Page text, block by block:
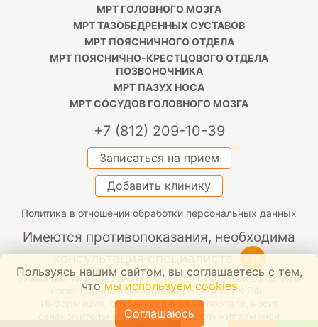
МРТ ГОЛОВНОГО МОЗГА
МРТ ТАЗОБЕДРЕННЫХ СУСТАВОВ
МРТ ПОЯСНИЧНОГО ОТДЕЛА
МРТ ПОЯСНИЧНО-КРЕСТЦОВОГО ОТДЕЛА
ПОЗВОНОЧНИКА
МРТ ПАЗУХ НОСА
МРТ СОСУДОВ ГОЛОВНОГО МОЗГА
+7 (812) 209-10-39
Записаться на прием
Добавить клинику
Политика в отношении обработки персональных данных
Имеются противопоказания, необходима
консультация специалиста. +16
Указанная информация не является публичной офертой и
носит справочный характер (ст. 437 ГК РФ).
Информация, опубликованная на портале, носит
ознакомительный характер и не служит заменой
Пользуясь нашим сайтом, вы соглашаетесь с тем,
что мы используем cookies
Соглашаюсь